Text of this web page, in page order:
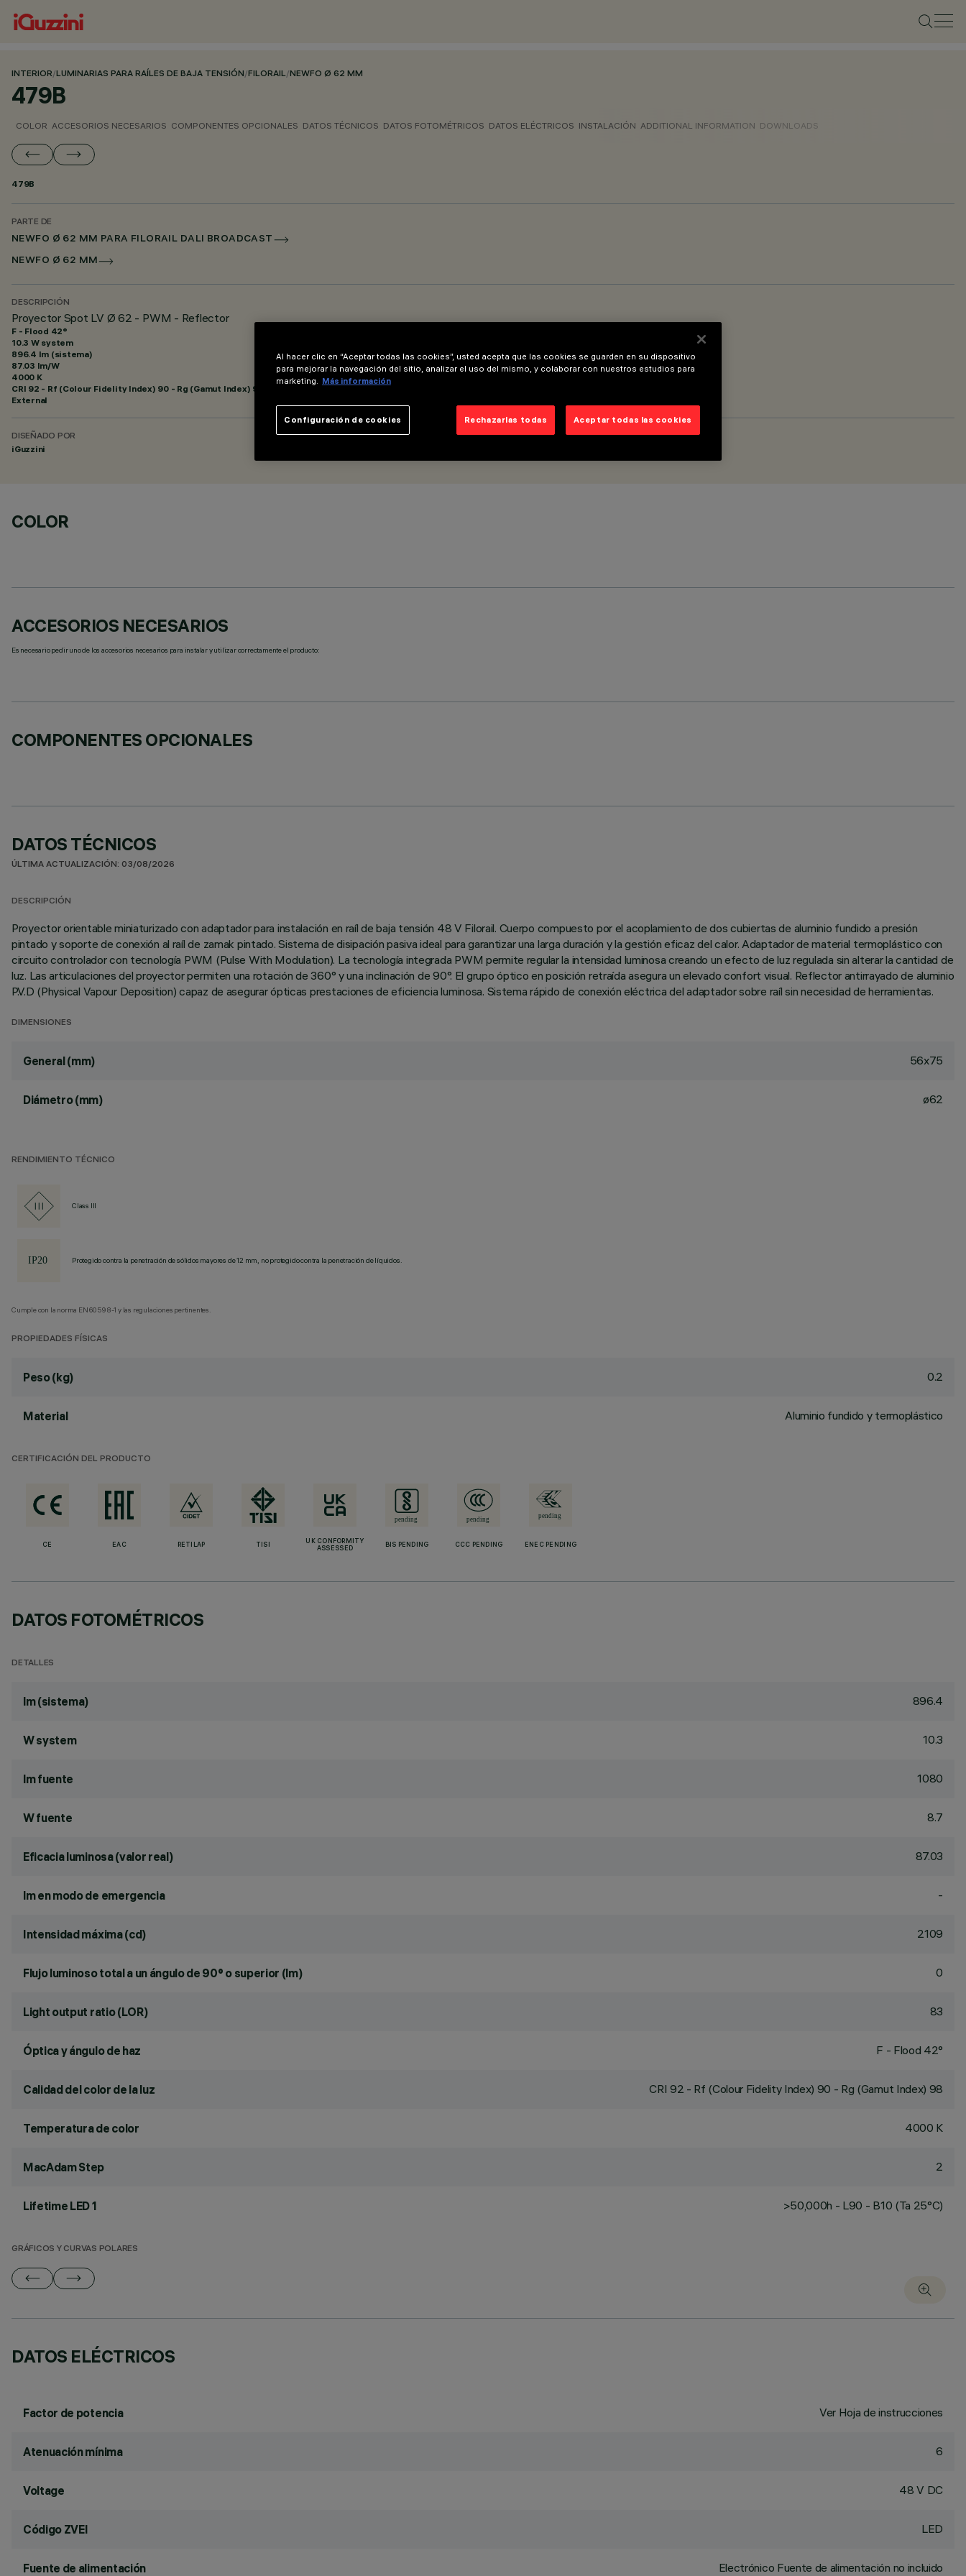
INTERIOR/LUMINARIAS PARA RAÍLES DE BAJA TENSIÓN/FILORAIL/NEWFO Ø 62 MM
479B
COLOR ACCESORIOS NECESARIOS COMPONENTES OPCIONALES DATOS TÉCNICOS DATOS FOTOMÉTRICOS DATOS ELÉCTRICOS INSTALACIÓN ADDITIONAL INFORMATION DOWNLOADS
479B
PARTE DE
NEWFO Ø 62 MM PARA FILORAIL DALI BROADCAST
NEWFO Ø 62 MM
DESCRIPCIÓN
Proyector Spot LV Ø 62 - PWM - Reflector
F - Flood 42°
10.3 W system
896.4 lm (sistema)
87.03 lm/W
4000 K
CRI 92 - Rf (Colour Fidelity Index) 90 - Rg (Gamut Index) 98
External
DISEÑADO POR
iGuzzini
COLOR
ACCESORIOS NECESARIOS
Es necesario pedir uno de los accesorios necesarios para instalar y utilizar correctamente el producto:
COMPONENTES OPCIONALES
DATOS TÉCNICOS
ÚLTIMA ACTUALIZACIÓN: 03/08/2026
DESCRIPCIÓN
Proyector orientable miniaturizado con adaptador para instalación en raíl de baja tensión 48 V Filorail. Cuerpo compuesto por el acoplamiento de dos cubiertas de aluminio fundido a presión
pintado y soporte de conexión al raíl de zamak pintado. Sistema de disipación pasiva ideal para garantizar una larga duración y la gestión eficaz del calor. Adaptador de material termoplástico con
circuito controlador con tecnología PWM (Pulse With Modulation). La tecnología integrada PWM permite regular la intensidad luminosa creando un efecto de luz regulada sin alterar la cantidad de
luz. Las articulaciones del proyector permiten una rotación de 360° y una inclinación de 90°. El grupo óptico en posición retraída asegura un elevado confort visual. Reflector antirrayado de aluminio
P.V.D (Physical Vapour Deposition) capaz de asegurar ópticas prestaciones de eficiencia luminosa. Sistema rápido de conexión eléctrica del adaptador sobre raíl sin necesidad de herramientas.
DIMENSIONES
General (mm) 56x75
Diámetro (mm) ø62
RENDIMIENTO TÉCNICO
Class III
Protegido contra la penetración de sólidos mayores de 12 mm, no protegido contra la penetración de líquidos.
Cumple con la norma EN60598-1 y las regulaciones pertinentes.
PROPIEDADES FÍSICAS
Peso (kg) 0.2
Material Aluminio fundido y termoplástico
CERTIFICACIÓN DEL PRODUCTO
CE EAC RETILAP TISI
UK CONFORMITY
ASSESSED
BIS PENDING CCC PENDING ENEC PENDING
DATOS FOTOMÉTRICOS
DETALLES
lm (sistema) 896.4
W system 10.3
lm fuente 1080
W fuente 8.7
Eficacia luminosa (valor real) 87.03
lm en modo de emergencia -
Intensidad máxima (cd) 2109
Flujo luminoso total a un ángulo de 90° o superior (lm) 0
Light output ratio (LOR) 83
Óptica y ángulo de haz F - Flood 42°
Calidad del color de la luz CRI 92 - Rf (Colour Fidelity Index) 90 - Rg (Gamut Index) 98
Temperatura de color 4000 K
MacAdam Step 2
Lifetime LED 1 >50,000h - L90 - B10 (Ta 25°C)
GRÁFICOS Y CURVAS POLARES
DATOS ELÉCTRICOS
Factor de potencia Ver Hoja de instrucciones
Atenuación mínima 6
Voltage 48 V DC
Código ZVEI LED
Fuente de alimentación Electrónico Fuente de alimentación no incluido
Al hacer clic en “Aceptar todas las cookies”, usted acepta que las cookies se guarden en su dispositivo
para mejorar la navegación del sitio, analizar el uso del mismo, y colaborar con nuestros estudios para
marketing. Más información
Rechazarlas todas Aceptar todas las cookies
Configuración de cookies